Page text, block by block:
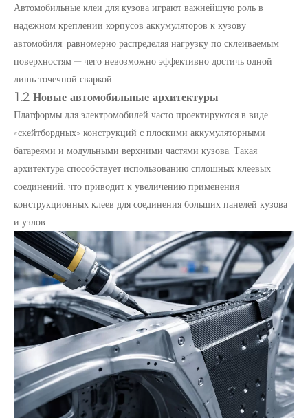
Автомобильные клеи для кузова играют важнейшую роль в
надежном креплении корпусов аккумуляторов к кузову
автомобиля, равномерно распределяя нагрузку по склеиваемым
поверхностям — чего невозможно эффективно достичь одной
лишь точечной сваркой.
1.2 Новые автомобильные архитектуры
Платформы для электромобилей часто проектируются в виде
«скейтбордных» конструкций с плоскими аккумуляторными
батареями и модульными верхними частями кузова. Такая
архитектура способствует использованию сплошных клеевых
соединений, что приводит к увеличению применения
конструкционных клеев для соединения больших панелей кузова
и узлов.